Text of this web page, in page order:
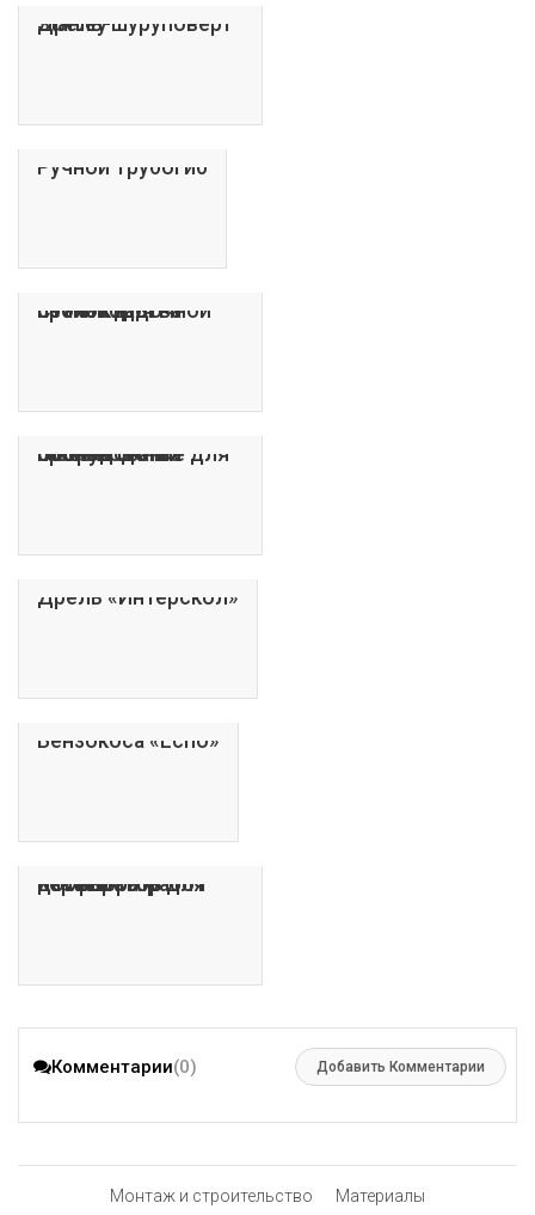
Дрель-шуруповерт Stanley
Ручной трубогиб
Станок для производства сетки кладочной
Оборудование для производства газобетонных блоков
Дрель «Интерскол»
Бензокоса «Echo»
Как выбрать перфоратор для домашних работ
Комментарии(0) Добавить Комментарии
Монтаж и строительство Материалы